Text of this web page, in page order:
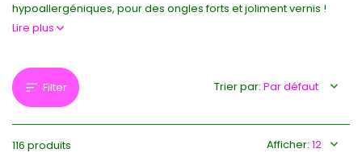
hypoallergéniques, pour des ongles forts et joliment vernis !
Lire plus
Filter
116 produits Afficher:
Trier par: